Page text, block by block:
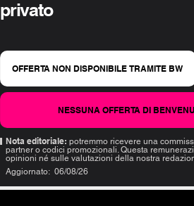
privato
OFFERTA NON DISPONIBILE TRAMITE BW
NESSUNA OFFERTA DI
Nota editoriale: potremmo ricevere una
partner o codici promozionali. Questa
opinioni né sulle valutazioni della nostra
06/08/26
Aggiornato: